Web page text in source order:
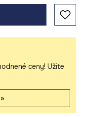
ceny! Užite